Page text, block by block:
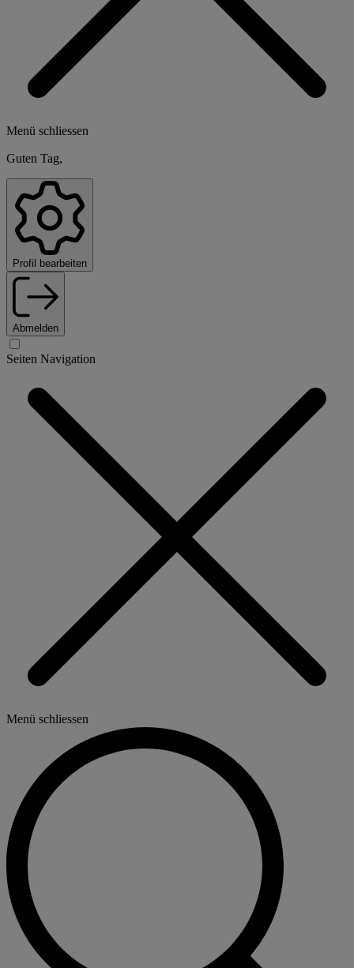
Menü schliessen
Guten Tag,
Profil bearbeiten
Abmelden
Seiten Navigation
Menü schliessen